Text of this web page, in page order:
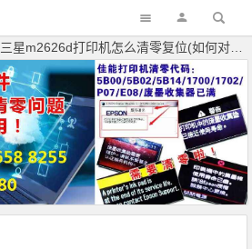
三星m2626d打印机怎么清零复位(如何对三星M2626D打印机进行复位与清零？)